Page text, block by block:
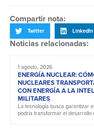
Compartir nota:
Twitter LinkedIn
Noticias relacionadas:
1 agosto, 2026
ENERGÍA NUCLEAR:
NUCLEARES
CON ENERGÍA A LA
MILITARES
La tecnología busca garantizar
podría transformar el desarrollo